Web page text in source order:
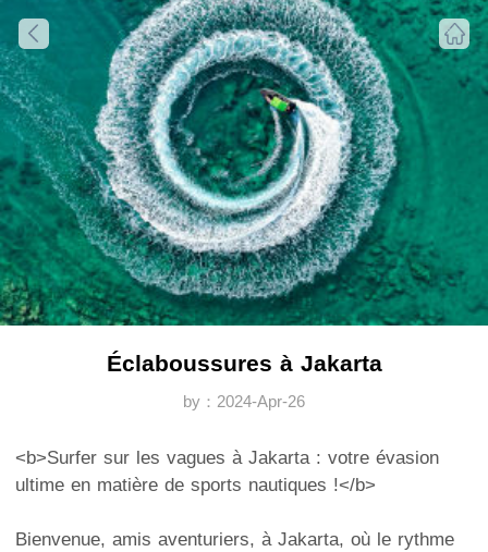
Éclaboussures à Jakarta
by：2024-Apr-26
<b>Surfer sur les vagues à Jakarta : votre évasion
ultime en matière de sports nautiques !</b>
Bienvenue, amis aventuriers, à Jakarta, où le rythme